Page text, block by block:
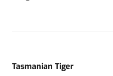
Tasmanian Tiger